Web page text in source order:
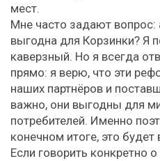
мест.
Мне часто задают вопрос:
выгодна для Корзинки? Я
каверзный. Но я всегда
прямо: я верю, что эти
наших партнёров и
важно, они выгодны для
потребителей. Именно
конечном итоге, это
Если говорить конкретно